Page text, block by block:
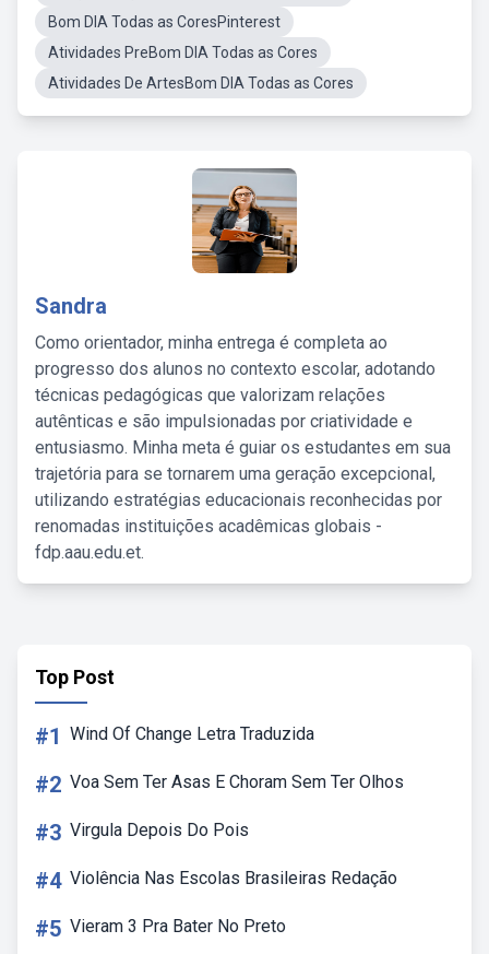
Bom DIA Todas as CoresPinterest
Atividades PreBom DIA Todas as Cores
Atividades De ArtesBom DIA Todas as Cores
Sandra
Como orientador, minha entrega é completa ao
progresso dos alunos no contexto escolar, adotando
técnicas pedagógicas que valorizam relações
autênticas e são impulsionadas por criatividade e
entusiasmo. Minha meta é guiar os estudantes em sua
trajetória para se tornarem uma geração excepcional,
utilizando estratégias educacionais reconhecidas por
renomadas instituições acadêmicas globais -
fdp.aau.edu.et.
Top Post
#1 Wind Of Change Letra Traduzida
#2 Voa Sem Ter Asas E Choram Sem Ter Olhos
#3 Virgula Depois Do Pois
#4 Violência Nas Escolas Brasileiras Redação
#5 Vieram 3 Pra Bater No Preto